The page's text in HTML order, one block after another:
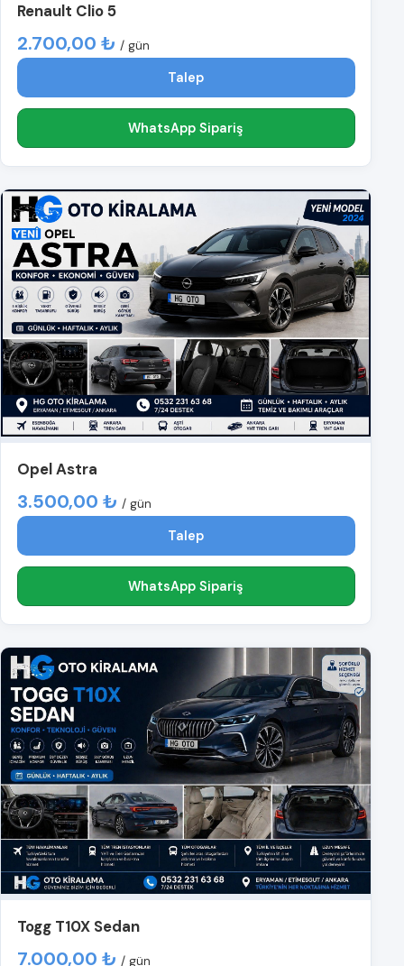
Renault Clio 5
2.700,00 ₺ / gün
Talep
WhatsApp Sipariş
Opel Astra
3.500,00 ₺ / gün
Talep
WhatsApp Sipariş
Togg T10X Sedan
7.000,00 ₺ / gün